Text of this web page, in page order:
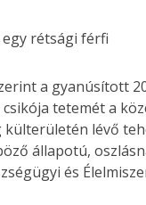
a gyanúsított
tetemét a
lévő
állapotú,
és